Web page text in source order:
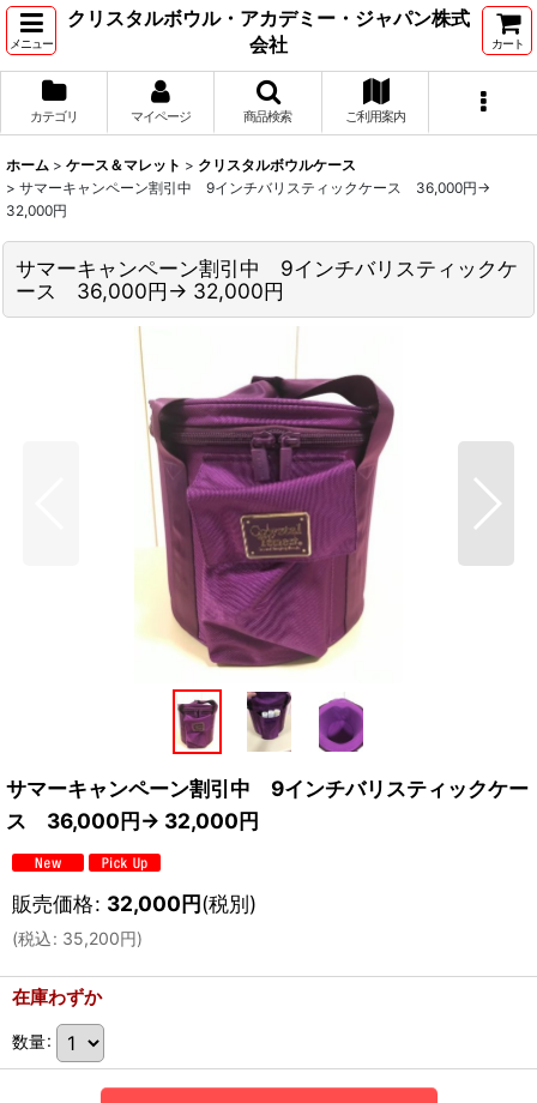
メニュー
クリスタルボウル・アカデミー・ジャパン株式
会社
カート
カテゴリ マイページ 商品検索 ご利用案内
ホーム > ケース＆マレット > クリスタルボウルケース
> サマーキャンペーン割引中 9インチバリスティックケース 36,000円→
32,000円
サマーキャンペーン割引中 9インチバリスティックケ
ース 36,000円→ 32,000円
サマーキャンペーン割引中 9インチバリスティックケー
ス 36,000円→ 32,000円
販売価格: 32,000円(税別)
(税込: 35,200円)
在庫わずか
数量: